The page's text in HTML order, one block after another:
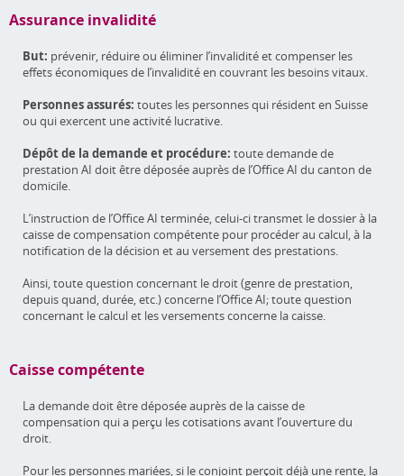
Assurance invalidité
But: prévenir, réduire ou éliminer l’invalidité et compenser les
effets économiques de l’invalidité en couvrant les besoins vitaux.
Personnes assurés: toutes les personnes qui résident en Suisse
ou qui exercent une activité lucrative.
Dépôt de la demande et procédure: toute demande de
prestation AI doit être déposée auprès de l’Office AI du canton de
domicile.
L’instruction de l’Office AI terminée, celui-ci transmet le dossier à la
caisse de compensation compétente pour procéder au calcul, à la
notification de la décision et au versement des prestations.
Ainsi, toute question concernant le droit (genre de prestation,
depuis quand, durée, etc.) concerne l’Office AI; toute question
concernant le calcul et les versements concerne la caisse.
Caisse compétente
La demande doit être déposée auprès de la caisse de
compensation qui a perçu les cotisations avant l’ouverture du
droit.
Pour les personnes mariées, si le conjoint perçoit déjà une rente, la